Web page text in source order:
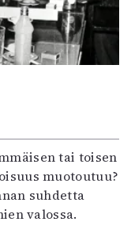
tai toisen
muotoutuu?
suhdetta
valossa.